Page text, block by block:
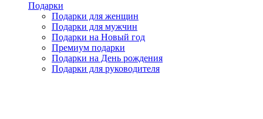
Подарки
Подарки для женщин
Подарки для мужчин
Подарки на Новый год
Премиум подарки
Подарки на День рождения
Подарки для руководителя